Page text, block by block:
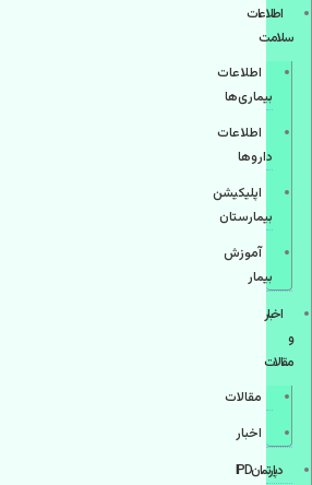
اطلاعات
سلامت
اطلاعات
بیماری‌ها
اطلاعات
دارو‌ها
اپليكيشن
بيمارستان
آموزش
بیمار
اخبار
و
مقالات
مقالات
اخبار
دپارتمانIPD